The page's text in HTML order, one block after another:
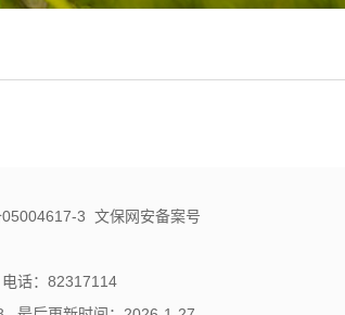
3 文保网安备案号
话：82317114